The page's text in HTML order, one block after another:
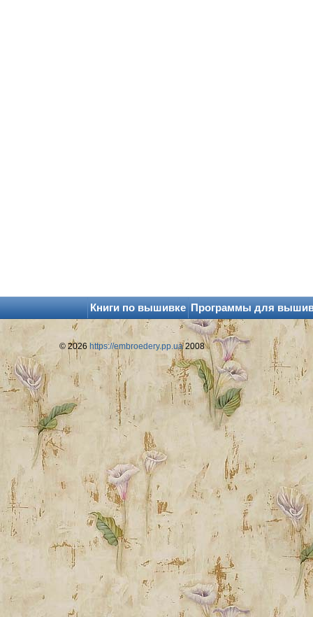
Книги по вышивке Программы для
© 2026 https://embroedery.pp.ua2008